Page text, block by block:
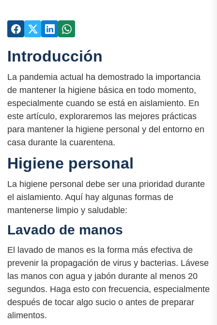
Introducción
La pandemia actual ha demostrado la importancia
de mantener la higiene básica en todo momento,
especialmente cuando se está en aislamiento. En
este artículo, exploraremos las mejores prácticas
para mantener la higiene personal y del entorno en
casa durante la cuarentena.
Higiene personal
La higiene personal debe ser una prioridad durante
el aislamiento. Aquí hay algunas formas de
mantenerse limpio y saludable:
Lavado de manos
El lavado de manos es la forma más efectiva de
prevenir la propagación de virus y bacterias. Lávese
las manos con agua y jabón durante al menos 20
segundos. Haga esto con frecuencia, especialmente
después de tocar algo sucio o antes de preparar
alimentos.